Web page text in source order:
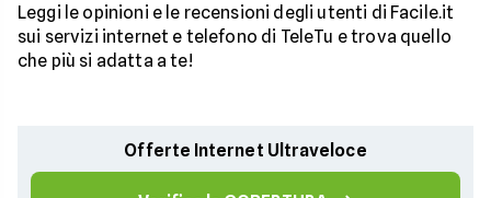
Leggi le opinioni e le recensioni degli utenti di Facile.it
sui servizi internet e telefono di TeleTu e trova quello
che più si adatta a te!
Offerte Internet Ultraveloce